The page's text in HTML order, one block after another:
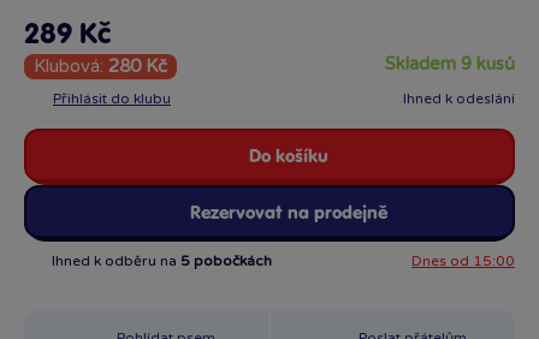
289 Kč
Klubová: 280 Kč
Přihlásit do klubu
skladem 9 kusů
Ihned k odeslání
Rezervovat na prodejně
Do košíku
Ihned k odběru na 5 pobočkách Dnes od 15:00